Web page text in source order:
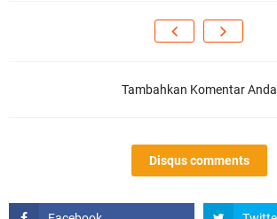
Tambahkan Komentar Anda
Disqus comments